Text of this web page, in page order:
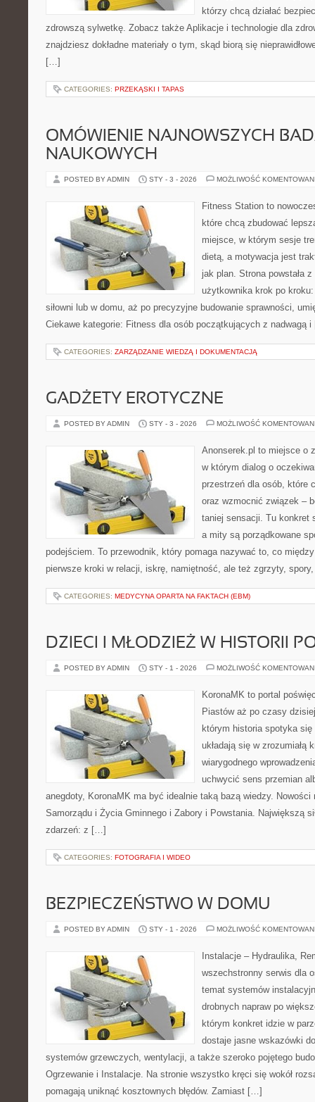
którzy chcą działać
zdrowszą sylwetkę. Zobacz także Aplikacje i technologie dla
znajdziesz dokładne materiały o tym, skąd biorą się
[…]
CATEGORIES: PRZEKĄSKI I TAPAS
OMÓWIENIE NAJNOWSZYCH
NAUKOWYCH
POSTED BY ADMIN STY - 3 - 2026 MOŻLIWOŚĆ
Fitness Station to
które chcą zbudować
miejsce, w którym sesje
dietą, a motywacja jest
jak plan. Strona powstała
użytkownika krok po
siłowni lub w domu, aż po precyzyjne budowanie sprawności,
Ciekawe kategorie: Fitness dla osób początkujących z nadwagą
CATEGORIES: ZARZĄDZANIE WIEDZĄ I DOKUMENTACJĄ
GADŻETY EROTYCZNE
POSTED BY ADMIN STY - 3 - 2026 MOŻLIWOŚĆ
Anonserek.pl to miejsce o
w którym dialog o
przestrzeń dla osób, które
oraz wzmocnić związek –
taniej sensacji. Tu konkret
a mity są porządkowane
podejściem. To przewodnik, który pomaga nazywać to, co
pierwsze kroki w relacji, iskrę, namiętność, ale też zgrzyty,
CATEGORIES: MEDYCYNA OPARTA NA FAKTACH (EBM)
DZIECI I MŁODZIEŻ W HISTORII
POSTED BY ADMIN STY - 1 - 2026 MOŻLIWOŚĆ
KoronaMK to portal
Piastów aż po czasy
którym historia spotyka
układają się w zrozumiałą
wiarygodnego
uchwycić sens przemian
anegdoty, KoronaMK ma być idealnie taką bazą wiedzy. Nowości
Samorządu i Życia Gminnego i Zabory i Powstania. Największą
zdarzeń: z […]
CATEGORIES: FOTOGRAFIA I WIDEO
BEZPIECZEŃSTWO W DOMU
POSTED BY ADMIN STY - 1 - 2026 MOŻLIWOŚĆ
Instalacje – Hydraulika,
wszechstronny serwis dla
temat systemów
drobnych napraw po
którym konkret idzie w
dostaje jasne wskazówki
systemów grzewczych, wentylacji, a także szeroko pojętego
Ogrzewanie i Instalacje. Na stronie wszystko kręci się wokół
pomagają uniknąć kosztownych błędów. Zamiast […]